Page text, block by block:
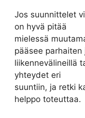
Jos suunnittelet
on hyvä pitää
mielessä
pääsee parhaiten
liikennevälineillä
yhteydet eri
suuntiin, ja retki
helppo toteuttaa.